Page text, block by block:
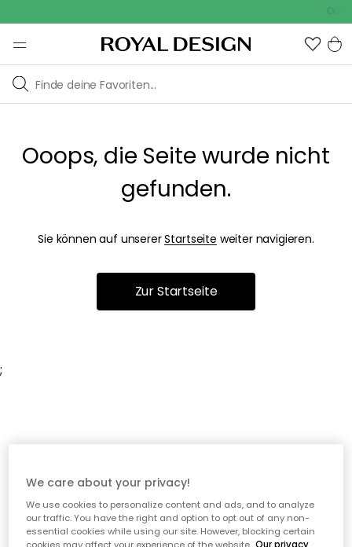
Ooops, die Seite wurde nicht
gefunden.
Sie können auf unsererStartseite weiter navigieren.
Zur Startseite
;
We care about your privacy!
We use cookies to personalize content and ads, and to analyze
our traffic. You have the right and option to opt out of any non-
essential cookies while using our site. However, blocking certain